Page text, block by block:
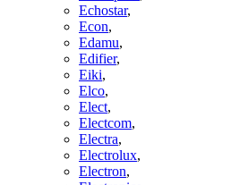
Echostar,
Econ,
Edamu,
Edifier,
Eiki,
Elco,
Elect,
Electcom,
Electra,
Electrolux,
Electron,